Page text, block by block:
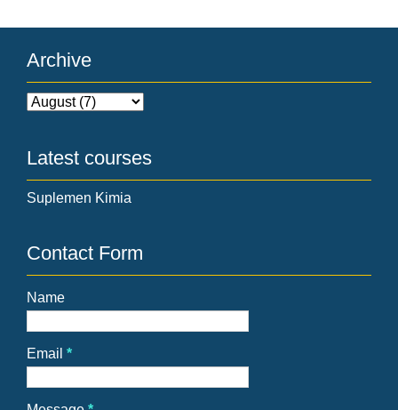
Archive
Latest courses
Suplemen Kimia
Contact Form
Name
Email *